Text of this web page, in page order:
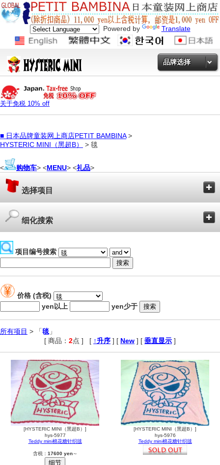
Powered by Translate
品牌选择
关于免税 10% off
■ 日本品牌童装网上商店PETIT BAMBINA>
HYSTERIC MINI（黑超B）
> 毯
< 购物车> <MENU> <礼品>
选择项目
细化搜索
项目编号搜索
价格 (含税)
yen以上
yen少于
所有项目 > 「毯 」
[ 商品： 2点 ] [ ↑升序 ] [ New ] [ 垂直显示 ]
[HYSTERIC MINI（黑超B）]
hys-5977
Teddy mini棉花糖针织毯
含税： 17600 yen～
[HYSTERIC MINI（黑超B）]
hys-5976
Teddy mini棉花糖针织毯